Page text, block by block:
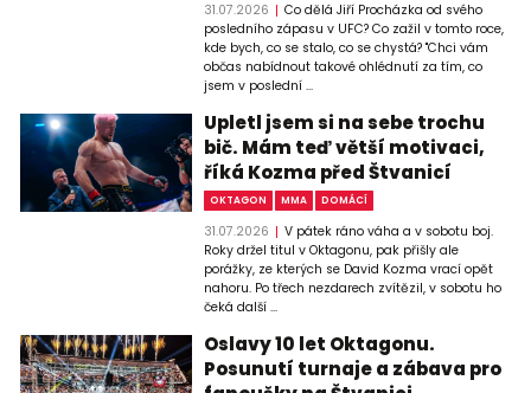
31.07.2026
Co dělá Jiří Procházka od svého
posledního zápasu v UFC? Co zažil v tomto roce,
kde bych, co se stalo, co se chystá? "Chci vám
občas nabídnout takové ohlédnutí za tím, co
jsem v poslední ...
Upletl jsem si na sebe trochu
bič. Mám teď větší motivaci,
říká Kozma před Štvanicí
OKTAGON MMA DOMÁCÍ
31.07.2026
V pátek ráno váha a v sobotu boj.
Roky držel titul v Oktagonu, pak přišly ale
porážky, ze kterých se David Kozma vrací opět
nahoru. Po třech nezdarech zvítězil, v sobotu ho
čeká další ...
Oslavy 10 let Oktagonu.
Posunutí turnaje a zábava pro